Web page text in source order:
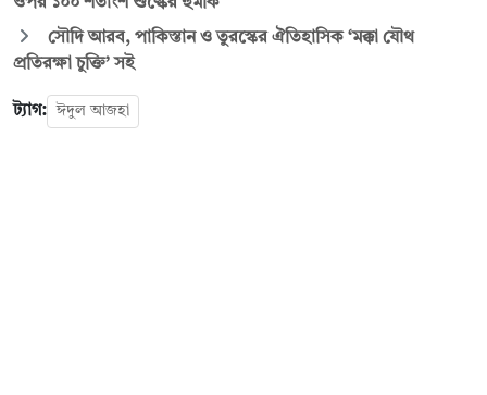
সৌদি আরব, পাকিস্তান ও তুরস্কের ঐতিহাসিক ‘মক্কা যৌথ
প্রতিরক্ষা চুক্তি’ সই
ট্যাগ: ঈদুল আজহা